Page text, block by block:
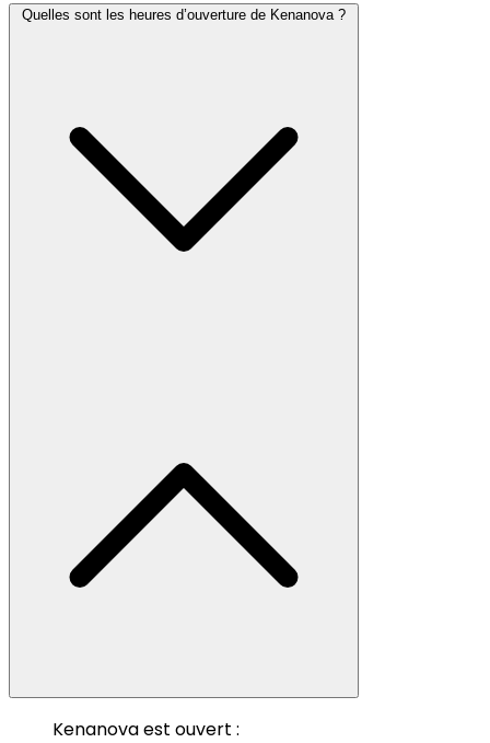
Quelles sont les heures d’ouverture de Kenanova ?
Kenanova est ouvert :